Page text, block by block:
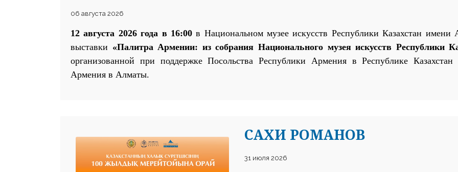
06 августа 2026
12 августа 2026 года в 16:00в Национальном музее искусств Республики Казахстан имени
выставки «Палитра Армении: из собрания Национального музея искусств Республики
организованной при поддержке Посольства Республики Армения в Республике Казахстан
Армения в Алматы.
САХИ РОМАНОВ
31 июля 2026